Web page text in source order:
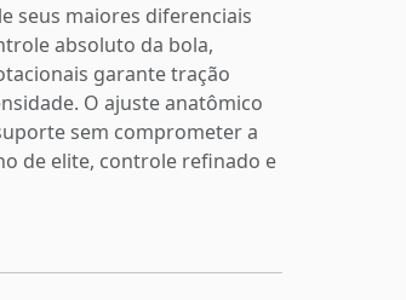
seus maiores diferenciais
absoluto da bola,
garante tração
O ajuste anatômico
sem comprometer a
de elite, controle refinado e